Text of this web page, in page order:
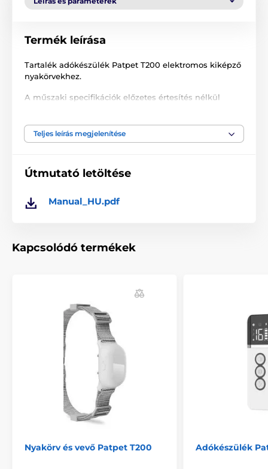
Termék leírása
Tartalék adókészülék Patpet T200 elektromos kiképző
nyakörvekhez.
A műszaki specifikációk előzetes értesítés nélkül
Tartozékok kiképző nyakörvek
Teljes leírás megjelenítése
Útmutató letöltése
Manual_HU.pdf
Kapcsolódó termékek
Nyakörv és vevő Patpet T200 Adókészülék